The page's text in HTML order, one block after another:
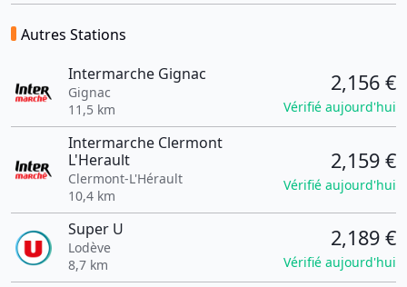
Autres Stations
Intermarche Gignac
Gignac
11,5 km
2,156 €
Vérifié aujourd'hui
Intermarche Clermont
L'Herault
Clermont-L'Hérault
10,4 km
2,159 €
Vérifié aujourd'hui
Super U
Lodève
8,7 km
2,189 €
Vérifié aujourd'hui